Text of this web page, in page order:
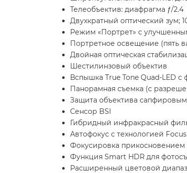
Телеобъектив: диафрагма ƒ/2.4
Двухкратный оптический зум;
Режим «Портрет» с
Портретное освещение (пять
Двойная оптическая
Шестилинзовый объектив
Вспышка True Tone Quad-LED с
Панорамная съемка (с
Защита объектива
Сенсор BSI
Гибридный инфракрасный
Автофокус с технологией
Фокусировка прикосновением
Функция Smart HDR для
Расширенный цветовой